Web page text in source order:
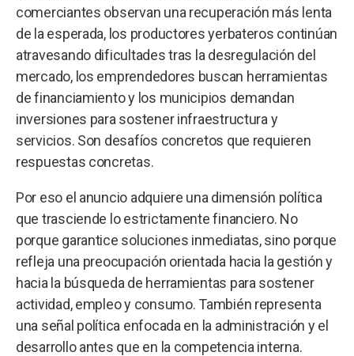
comerciantes observan una recuperación más lenta
de la esperada, los productores yerbateros continúan
atravesando dificultades tras la desregulación del
mercado, los emprendedores buscan herramientas
de financiamiento y los municipios demandan
inversiones para sostener infraestructura y
servicios. Son desafíos concretos que requieren
respuestas concretas.
Por eso el anuncio adquiere una dimensión política
que trasciende lo estrictamente financiero. No
porque garantice soluciones inmediatas, sino porque
refleja una preocupación orientada hacia la gestión y
hacia la búsqueda de herramientas para sostener
actividad, empleo y consumo. También representa
una señal política enfocada en la administración y el
desarrollo antes que en la competencia interna.